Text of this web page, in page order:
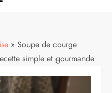
» Soupe de courge
simple et gourmande